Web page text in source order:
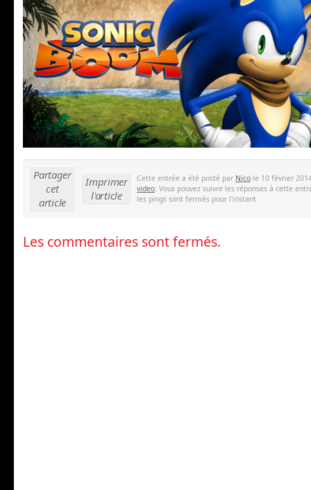
Partager
cet
article
Imprimer
l'article
Cette entrée a été posté par Nico le 10 février
video . Vous pouvez suivre les réponses à cette
les pings sont fermés pour l'instant
Les commentaires sont fermés.